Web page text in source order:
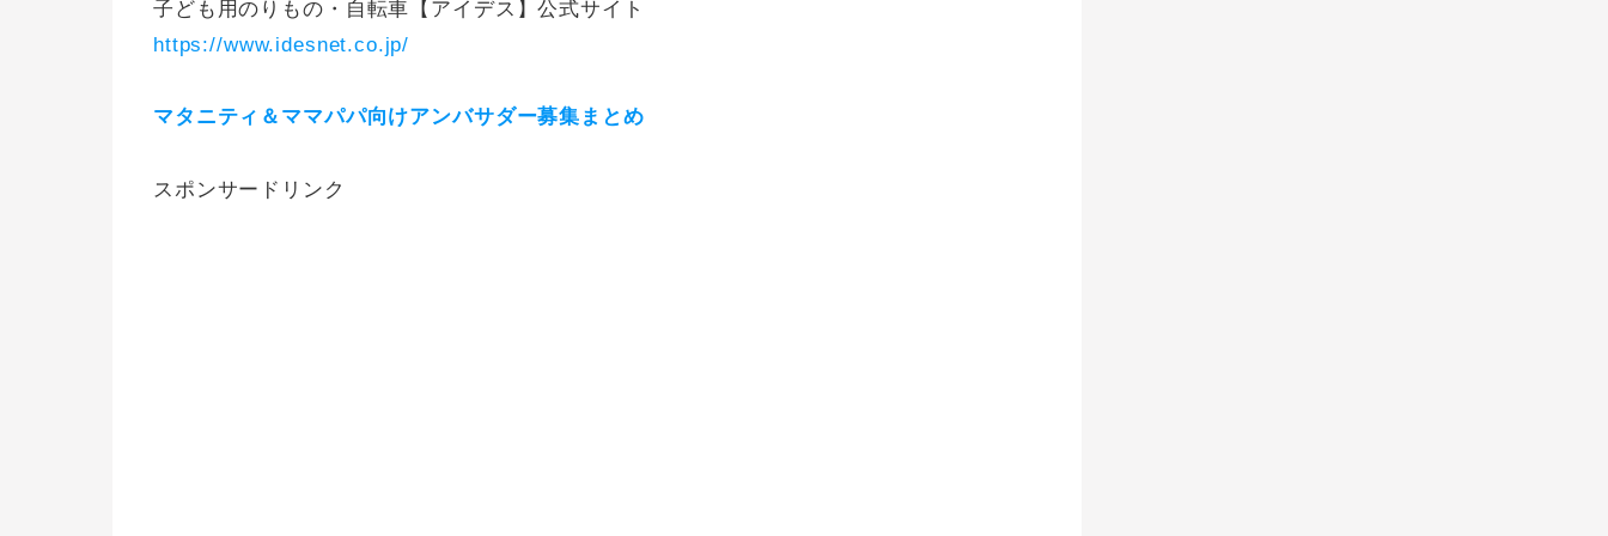
子ども用のりもの・自転車【アイデス】公式サイト
https://www.idesnet.co.jp/
マタニティ＆ママパパ向けアンバサダー募集まとめ
スポンサードリンク